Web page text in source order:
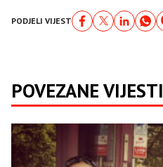
PODJELI VIJEST
POVEZANE VIJESTI